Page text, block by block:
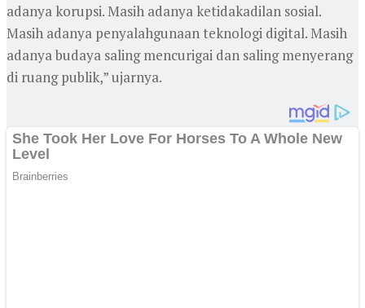
adanya korupsi. Masih adanya ketidakadilan sosial.
Masih adanya penyalahgunaan teknologi digital. Masih
adanya budaya saling mencurigai dan saling menyerang
di ruang publik,” ujarnya.